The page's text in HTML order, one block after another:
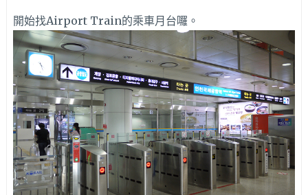
開始找Airport Train的乘車月台囉。